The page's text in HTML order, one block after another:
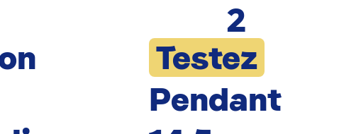
Testez
Pendant
2